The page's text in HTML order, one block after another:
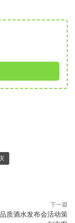
下一篇
质酒水发布会活动策